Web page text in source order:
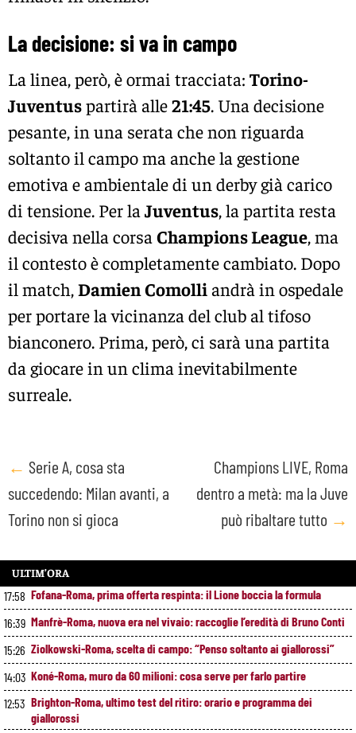
La decisione: si va in campo
La linea, però, è ormai tracciata: Torino-
Juventuspartirà alle21:45. Una decisione
pesante, in una serata che non riguarda
soltanto il campo ma anche la gestione
emotiva e ambientale di un derby già carico
di tensione. Per la Juventus, la partita resta
decisiva nella corsa Champions League, ma
il contesto è completamente cambiato. Dopo
il match,Damien Comolliandrà in ospedale
per portare la vicinanza del club al tifoso
bianconero. Prima, però, ci sarà una partita
da giocare in un clima inevitabilmente
surreale.
Post
navigation
← Serie A, cosa sta
succedendo: Milan avanti, a
Torino non si gioca
Champions LIVE, Roma
dentro a metà: ma la Juve
può ribaltare tutto →
ULTIM’ORA
17:58 Fofana-Roma, prima offerta respinta: il Lione boccia la formula
16:39 Manfrè-Roma, nuova era nel vivaio: raccoglie l’eredità di Bruno Conti
15:26 Ziolkowski-Roma, scelta di campo: “Penso soltanto ai giallorossi”
14:03 Koné-Roma, muro da 60 milioni: cosa serve per farlo partire
12:53 Brighton-Roma, ultimo test del ritiro: orario e programma dei
giallorossi